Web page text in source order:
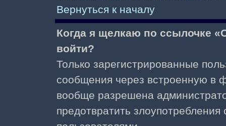
Вернуться к началу
Когда я щелкаю по ссылочке
войти?
Только зарегистрированные
сообщения через встроенную в
вообще разрешена
предотвратить